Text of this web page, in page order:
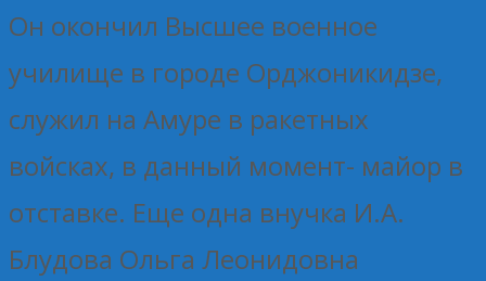
Он окончил Высшее военное
училище в городе Орджоникидзе,
служил на Амуре в ракетных
войсках, в данный момент- майор в
отставке. Еще одна внучка И.А.
Блудова Ольга Леонидовна